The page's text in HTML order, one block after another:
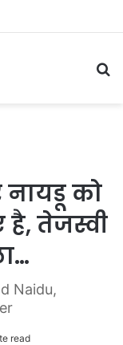
को
तेजस्वी
Naidu,
read